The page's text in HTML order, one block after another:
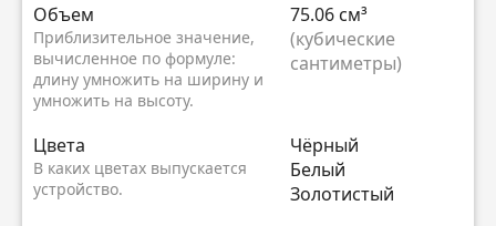
Объем
Приблизительное значение,
вычисленное по формуле:
длину умножить на ширину и
умножить на высоту.
75.06 см³
(кубические
сантиметры)
Цвета
В каких цветах выпускается
устройство.
Чёрный
Белый
Золотистый